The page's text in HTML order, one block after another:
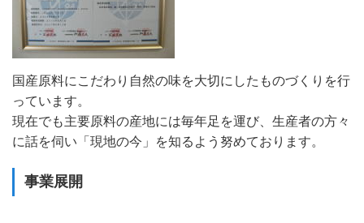
国産原料にこだわり自然の味を大切にしたものづくりを行
っています。
現在でも主要原料の産地には毎年足を運び、生産者の方々
に話を伺い「現地の今」を知るよう努めております。
事業展開